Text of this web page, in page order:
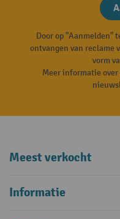
Door op "Aanmelden"
ontvangen van reclame
vorm
Meer informatie over
Meest verkocht
Informatie